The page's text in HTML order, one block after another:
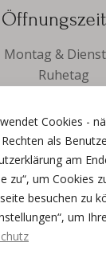
Cookies -
als
am
zu“, um Cookies
besuchen zu
um
Montag &
Ruhetag
Sonn- und
bis 14:00 Uhr
Küche:
16:00 Uhr